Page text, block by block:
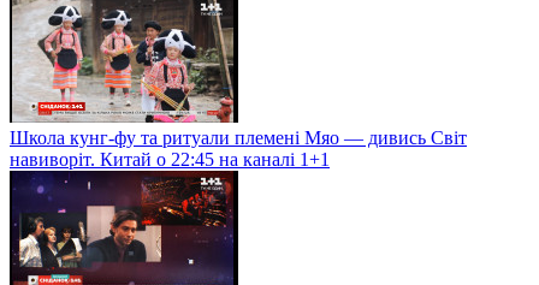
Школа кунг-фу та ритуали племені Мяо — дивись Світ
навиворіт. Китай о 22:45 на каналі 1+1